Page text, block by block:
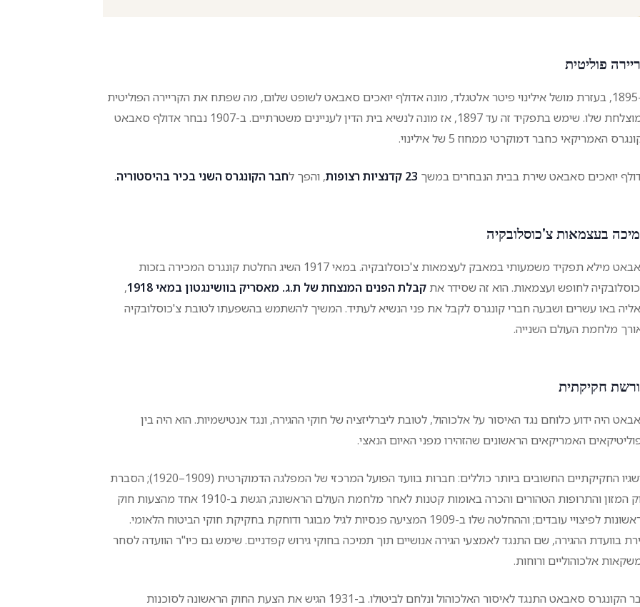
פוליטית
ב-1895, בעזרת מושל אילינוי פיטר אלטגלד, מונה אדולף יואכים סאבאט לשופט שלום, מה שפתח את הקריירה הפוליטית
המוצלחת שלו. שימש בתפקיד זה עד 1897, אז מונה לנשיא בית הדין לעניינים משטרתיים. ב-1907 נבחר אדולף סאבאט
האמריקאי כחבר דמוקרטי ממחוז 5 של אילינוי.
יואכים סאבאט שירת בבית הנבחרים במשך 23 קדנציות רצופות , והפך לחבר הקונגרס השני בכיר בהיסטוריה.
בעצמאות צ'כוסלובקיה
סאבאט מילא תפקיד משמעותי במאבק לעצמאות צ'כוסלובקיה. במאי 1917 השיג החלטת קונגרס המכירה בזכות
לחופש ועצמאות. הוא זה שסידר את קבלת הפנים המנצחת של ת.ג. מאסריק בוושינגטון במאי 1918
,
באו עשרים ושבעה חברי קונגרס לקבל את פני הנשיא לעתיד. המשיך להשתמש בהשפעתו לטובת צ'כוסלובקיה
מלחמת העולם השנייה.
חקיקתית
היה ידוע כלוחם נגד האיסור על אלכוהול, לטובת ליברליזציה של חוקי ההגירה, ונגד אנטישמיות. הוא היה בין
האמריקאים הראשונים שהזהירו מפני האיום הנאצי.
הישגיו החקיקתיים החשובים ביותר כוללים: חברות בוועד הפועל המרכזי של המפלגה הדמוקרטית (1909–1920); הסברת
חוק המזון והתרופות הטהורים והכרה באומות קטנות לאחר מלחמת העולם הראשונה; הגשת ב-1910 אחד מהצעות חוק
הראשונות לפיצויי עובדים; וההחלטה שלו ב-1909 המציעה פנסיות לגיל מבוגר ודוחקת בחקיקת חוקי הביטוח הלאומי.
בוועדת ההגירה, שם התנגד לאמצעי הגירה אנושיים תוך תמיכה בחוקי גירוש קפדניים. שימש גם כיו"ר הוועדה לסחר
אלכוהוליים ורוחות.
חבר הקונגרס סאבאט התנגד לאיסור האלכוהול ונלחם לביטולו. ב-1931 הגיש את הצעת החוק הראשונה לסוכנות